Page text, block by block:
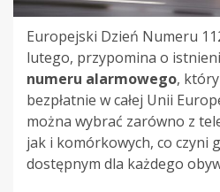
Europejski Dzień Numeru
lutego, przypomina o
numeru alarmowego,
bezpłatnie w całej Unii
można wybrać zarówno z
jak i komórkowych, co czyni
dostępnym dla każdego